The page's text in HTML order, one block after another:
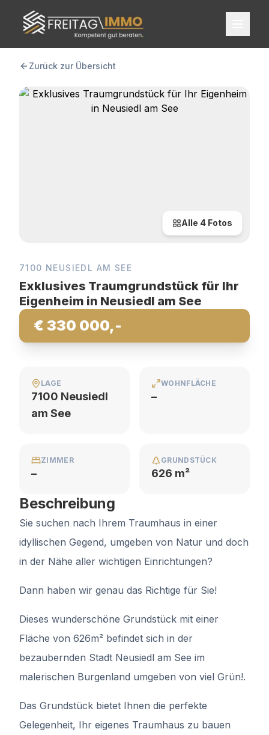
FREITAG IMMO
Zurück zur Übersicht
Alle 4 Fotos
7100 NEUSIEDL AM SEE
Exklusives Traumgrundstück für Ihr
Eigenheim in Neusiedl am See
€ 330 000,-
LAGE
7100 Neusiedl
am See
WOHNFLÄCHE
–
ZIMMER
–
GRUNDSTÜCK
626 m²
Beschreibung
Sie suchen nach Ihrem Traumhaus in einer
idyllischen Gegend, umgeben von Natur und doch
in der Nähe aller wichtigen Einrichtungen?
Dann haben wir genau das Richtige für Sie!
Dieses wunderschöne Grundstück mit einer
Fläche von 626m² befindet sich in der
bezaubernden Stadt Neusiedl am See im
malerischen Burgenland umgeben von viel Grün!.
Das Grundstück bietet Ihnen die perfekte
Gelegenheit, Ihr eigenes Traumhaus zu bauen